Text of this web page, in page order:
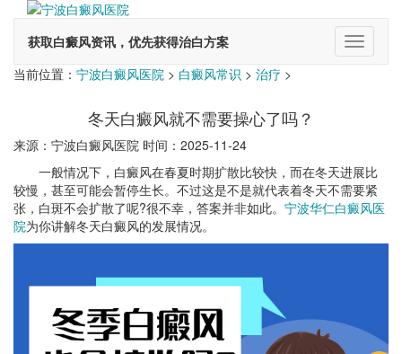
获取白癜风资讯，优先获得治白方案
切
换
当前位置： 宁波白癜风医院 > 白癜风常识 > 治疗 >
冬天白癜风就不需要操心了吗？
来源：宁波白癜风医院 时间：2025-11-24
一般情况下，白癜风在春夏时期扩散比较快，而在冬天进展比
较慢，甚至可能会暂停生长。不过这是不是就代表着冬天不需要紧
张，白斑不会扩散了呢?很不幸，答案并非如此。 宁波华仁白癜风医
院为你讲解冬天白癜风的发展情况。